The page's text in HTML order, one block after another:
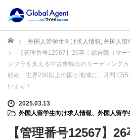
ホーム 外国人留学生向け求人情報, 外国人留
【管理番号12567】26卒｜総合職（マ
ンフラを支える中古車輸出のリーディング
始め、世界200以上の国と地域に、月間1万
います！
2025.03.13
外国人留学生向け求人情報、 外国人留学
【管理番号12567】